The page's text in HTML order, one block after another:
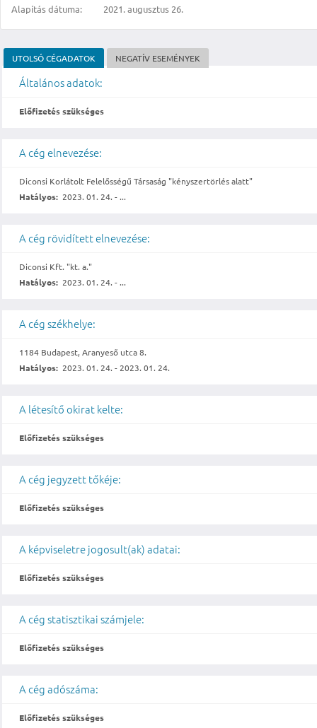
Alapítás dátuma:
2021. augusztus 26.
UTOLSÓ CÉGADATOK NEGATÍV ESEMÉNYEK
Általános adatok:
Előfizetés szükséges
A cég elnevezése:
Diconsi Korlátolt Felelősségű Társaság "kényszertörlés alatt"
Hatályos: 2023. 01. 24. - ...
A cég rövidített elnevezése:
Diconsi Kft. "kt. a."
Hatályos: 2023. 01. 24. - ...
A cég székhelye:
1184 Budapest, Aranyeső utca 8.
Hatályos: 2023. 01. 24. - 2023. 01. 24.
A létesítő okirat kelte:
Előfizetés szükséges
A cég jegyzett tőkéje:
Előfizetés szükséges
A képviseletre jogosult(ak) adatai:
Előfizetés szükséges
A cég statisztikai számjele:
Előfizetés szükséges
A cég adószáma:
Előfizetés szükséges